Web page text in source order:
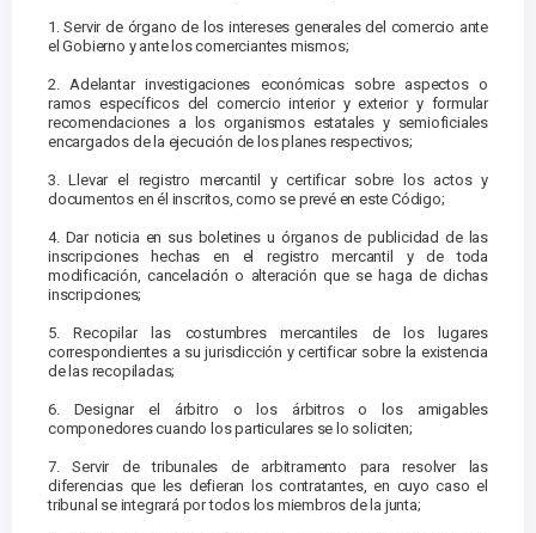
1. Servir de órgano de los intereses generales del comercio ante
el Gobierno y ante los comerciantes mismos;
2. Adelantar investigaciones económicas sobre aspectos o
ramos específicos del comercio interior y exterior y formular
recomendaciones a los organismos estatales y semioficiales
encargados de la ejecución de los planes respectivos;
3. Llevar el registro mercantil y certificar sobre los actos y
documentos en él inscritos, como se prevé en este Código;
4. Dar noticia en sus boletines u órganos de publicidad de las
inscripciones hechas en el registro mercantil y de toda
modificación, cancelación o alteración que se haga de dichas
inscripciones;
5. Recopilar las costumbres mercantiles de los lugares
correspondientes a su jurisdicción y certificar sobre la existencia
de las recopiladas;
6. Designar el árbitro o los árbitros o los amigables
componedores cuando los particulares se lo soliciten;
7. Servir de tribunales de arbitramento para resolver las
diferencias que les defieran los contratantes, en cuyo caso el
tribunal se integrará por todos los miembros de la junta;